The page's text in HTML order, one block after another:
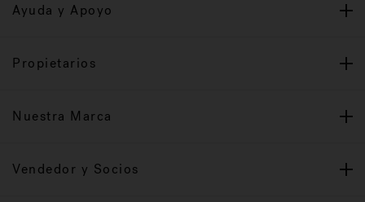
Ayuda y Apoyo
Propietarios
Nuestra Marca
Vendedor y Socios